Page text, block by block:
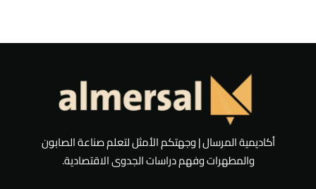
أكاديمية المرسال | وجهتكم الأمثل لتعلم صناعة الصابون
والمطهرات وفهم دراسات الجدوى الاقتصادية.